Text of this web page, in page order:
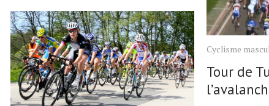
Cyclisme
Tour de